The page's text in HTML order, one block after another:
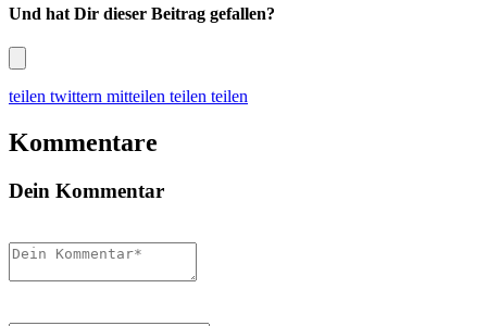
Und hat Dir dieser Beitrag gefallen?
teilen twittern mitteilen teilen teilen
Kommentare
Dein Kommentar